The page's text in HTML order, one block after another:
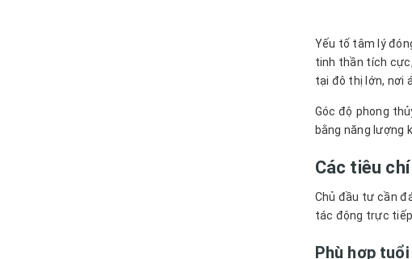
Yếu tố tâm lý
tinh thần tích
tại đô thị lớn, nơi
Góc độ phong
bằng năng lượng
Các tiêu
Chủ đầu tư cần
tác động trực tiếp
Phù hợp